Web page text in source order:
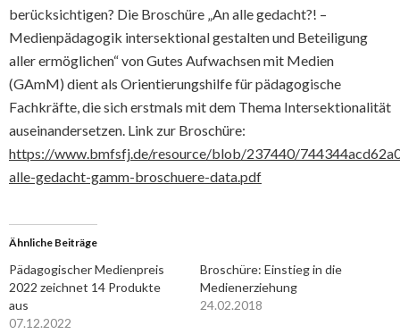
berücksichtigen? Die Broschüre „An alle gedacht?! –
Medienpädagogik intersektional gestalten und Beteiligung
aller ermöglichen“ von Gutes Aufwachsen mit Medien
(GAmM) dient als Orientierungshilfe für pädagogische
Fachkräfte, die sich erstmals mit dem Thema Intersektionalität
auseinandersetzen. Link zur Broschüre:
https://www.bmfsfj.de/resource/blob/237440/
alle-gedacht-gamm-broschuere-data.pdf
Ähnliche Beiträge
Pädagogischer Medienpreis
2022 zeichnet 14 Produkte
aus
07.12.2022
Broschüre: Einstieg in die
Medienerziehung
24.02.2018